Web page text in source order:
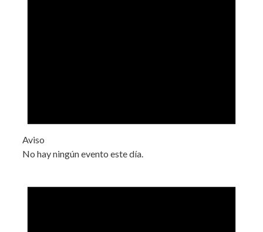
Aviso
No hay ningún evento este día.